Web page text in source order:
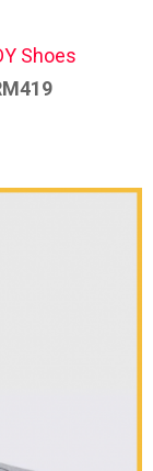
Shoes